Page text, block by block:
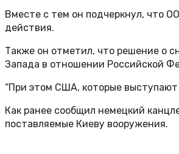
Вместе с тем он подчеркнул, что
действия.
Также он отметил, что решение о
Запада в отношении Российской
“При этом США, которые
Как ранее сообщил немецкий
поставляемые Киеву вооружения.